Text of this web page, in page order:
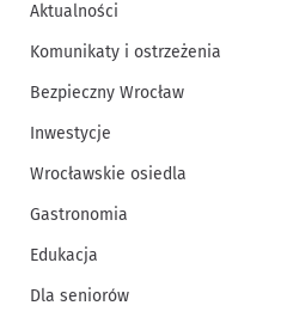
Aktualności
Komunikaty i ostrzeżenia
Bezpieczny Wrocław
Inwestycje
Wrocławskie osiedla
Gastronomia
Edukacja
Dla seniorów